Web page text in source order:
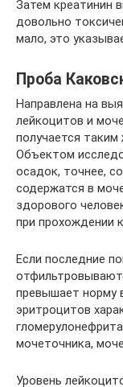
Затем креатинин
довольно
мало, это
Проба
Направлена на
лейкоцитов и
получается таким
Объектом
осадок, точнее,
содержатся в
здорового
при прохождении
Если последние
превышает норму
эритроцитов
мочеточника,
Уровень